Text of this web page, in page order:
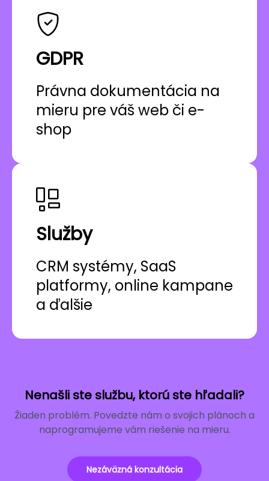
GDPR
Právna dokumentácia na
mieru pre váš web či e-
shop
Služby
CRM systémy, SaaS
platformy, online kampane
a ďalšie
Nenašli ste službu, ktorú ste hľadali?
Žiaden problém. Povedzte nám o svojich plánoch a
naprogramujeme vám riešenie na mieru.
Nezáväzná konzultácia